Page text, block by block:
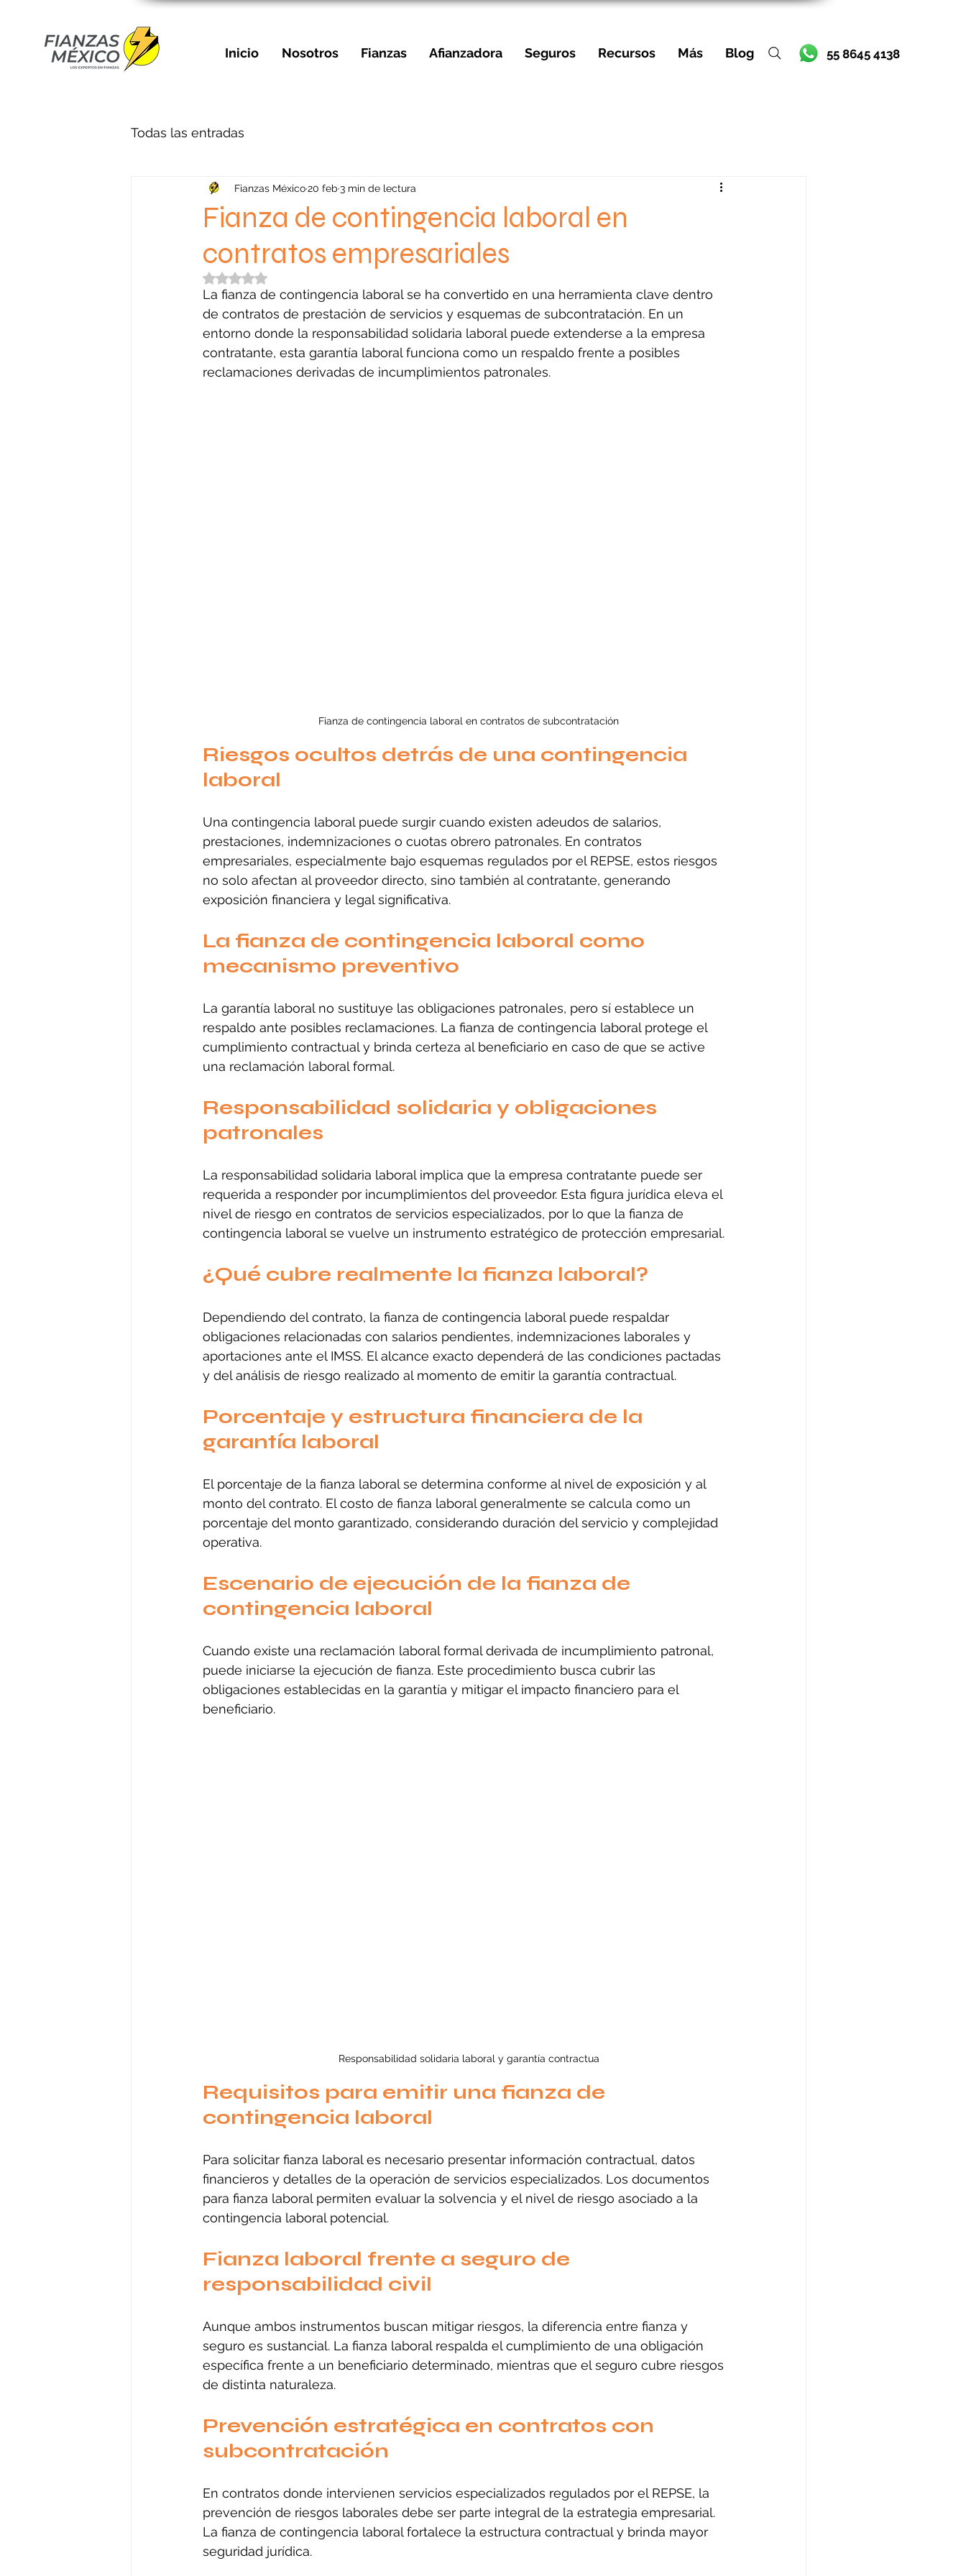
Inicio Nosotros Fianzas Afianzadora Seguros Recursos Más Blog 55 8645 4138
Todas las entradas
Fianza de contingencia laboral en
contratos empresariales
Fianzas México20 feb 3 min de lectura
Obtuvo NaN de 5 estrellas.
La fianza de contingencia laboral se ha convertido en una herramienta clave dentro
de contratos de prestación de servicios y esquemas de subcontratación. En un
entorno donde la responsabilidad solidaria laboral puede extenderse a la empresa
contratante, esta garantía laboral funciona como un respaldo frente a posibles
reclamaciones derivadas de incumplimientos patronales.
Fianza de contingencia laboral en contratos de subcontratación
Riesgos ocultos detrás de una contingencia
laboral
Una contingencia laboral puede surgir cuando existen adeudos de salarios,
prestaciones, indemnizaciones o cuotas obrero patronales. En contratos
empresariales, especialmente bajo esquemas regulados por el REPSE, estos riesgos
no solo afectan al proveedor directo, sino también al contratante, generando
exposición financiera y legal significativa.
La fianza de contingencia laboral como
mecanismo preventivo
La garantía laboral no sustituye las obligaciones patronales, pero sí establece un
respaldo ante posibles reclamaciones. La fianza de contingencia laboral protege el
cumplimiento contractual y brinda certeza al beneficiario en caso de que se active
una reclamación laboral formal.
Responsabilidad solidaria y obligaciones
patronales
La responsabilidad solidaria laboral implica que la empresa contratante puede ser
requerida a responder por incumplimientos del proveedor. Esta figura jurídica eleva el
nivel de riesgo en contratos de servicios especializados, por lo que la fianza de
contingencia laboral se vuelve un instrumento estratégico de protección empresarial.
¿Qué cubre realmente la fianza laboral?
Dependiendo del contrato, la fianza de contingencia laboral puede respaldar
obligaciones relacionadas con salarios pendientes, indemnizaciones laborales y
aportaciones ante el IMSS. El alcance exacto dependerá de las condiciones pactadas
y del análisis de riesgo realizado al momento de emitir la garantía contractual.
Porcentaje y estructura financiera de la
garantía laboral
El porcentaje de la fianza laboral se determina conforme al nivel de exposición y al
monto del contrato. El costo de fianza laboral generalmente se calcula como un
porcentaje del monto garantizado, considerando duración del servicio y complejidad
operativa.
Escenario de ejecución de la fianza de
contingencia laboral
Cuando existe una reclamación laboral formal derivada de incumplimiento patronal,
puede iniciarse la ejecución de fianza. Este procedimiento busca cubrir las
obligaciones establecidas en la garantía y mitigar el impacto financiero para el
beneficiario.
Responsabilidad solidaria laboral y garantía contractua
Requisitos para emitir una fianza de
contingencia laboral
Para solicitar fianza laboral es necesario presentar información contractual, datos
financieros y detalles de la operación de servicios especializados. Los documentos
para fianza laboral permiten evaluar la solvencia y el nivel de riesgo asociado a la
contingencia laboral potencial.
Fianza laboral frente a seguro de
responsabilidad civil
Aunque ambos instrumentos buscan mitigar riesgos, la diferencia entre fianza y
seguro es sustancial. La fianza laboral respalda el cumplimiento de una obligación
específica frente a un beneficiario determinado, mientras que el seguro cubre riesgos
de distinta naturaleza.
Prevención estratégica en contratos con
subcontratación
En contratos donde intervienen servicios especializados regulados por el REPSE, la
prevención de riesgos laborales debe ser parte integral de la estrategia empresarial.
La fianza de contingencia laboral fortalece la estructura contractual y brinda mayor
seguridad jurídica.